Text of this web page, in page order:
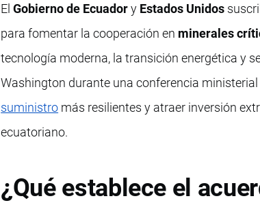
ElGobierno de Ecuadory Estados Unidos
para fomentar la cooperación en minerales
tecnología moderna, la transición energética y
Washington durante una conferencia
suministro más resilientes y atraer inversión
ecuatoriano.
¿Qué establece el